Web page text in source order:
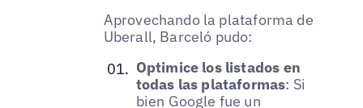
Aprovechando la plataforma de
Uberall, Barceló pudo:
Optimice los listados en
todas las plataformas: Si
bien Google fue un